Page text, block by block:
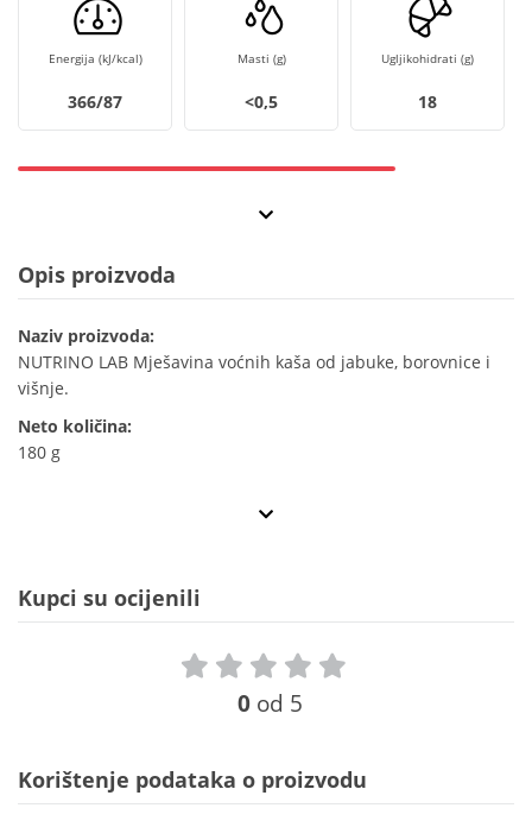
Energija (kJ/kcal)
366/87
Masti (g)
<0,5
Ugljikohidrati (g)
18
Opis proizvoda
Naziv proizvoda:
NUTRINO LAB Mješavina voćnih kaša od jabuke, borovnice i
višnje.
Neto količina:
180 g
Kupci su ocijenili
0 od 5
Korištenje podataka o proizvodu